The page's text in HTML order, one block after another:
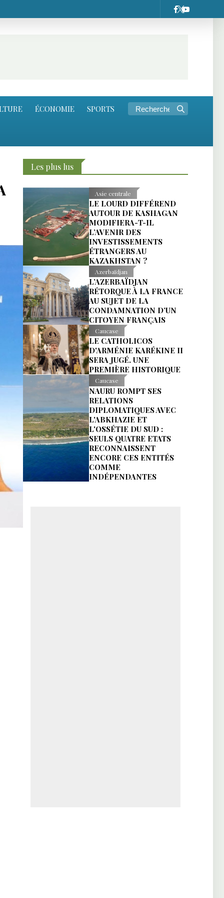
ÉCONOMIE SPORTS
Les plus lus
Asie centrale
LE LOURD DIFFÉREND
AUTOUR DE KASHAGAN
MODIFIERA-T-IL
L’AVENIR DES
INVESTISSEMENTS
ÉTRANGERS AU
KAZAKHSTAN ?
Azerbaïdjan
L’AZERBAÏDJAN
RÉTORQUE À LA FRANCE
AU SUJET DE LA
CONDAMNATION D’UN
CITOYEN FRANÇAIS
Caucase
LE CATHOLICOS
D'ARMÉNIE KARÉKINE II
SERA JUGÉ. UNE
PREMIÈRE HISTORIQUE
Caucase
NAURU ROMPT SES
RELATIONS
DIPLOMATIQUES AVEC
L'ABKHAZIE ET
L'OSSÉTIE DU SUD :
SEULS QUATRE ETATS
RECONNAISSENT
ENCORE CES ENTITÉS
COMME
INDÉPENDANTES